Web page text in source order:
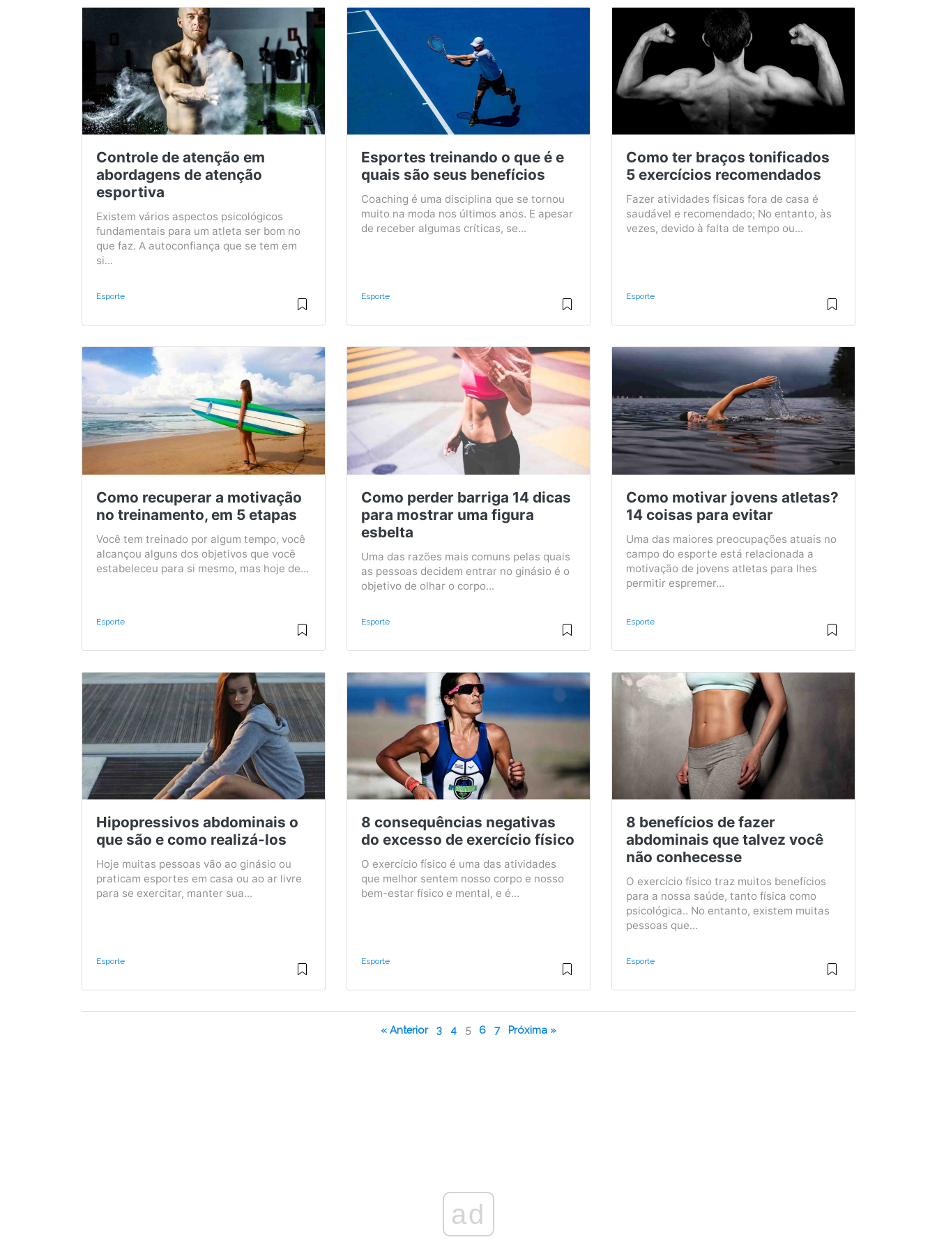
Controle de atenção em
abordagens de atenção
esportiva
Existem vários aspectos psicológicos
fundamentais para um atleta ser bom no
que faz. A autoconfiança que se tem em
si...
Esporte
Esportes treinando o que é e
quais são seus benefícios
Coaching é uma disciplina que se tornou
muito na moda nos últimos anos. E apesar
de receber algumas críticas, se...
Esporte
Como ter braços tonificados
5 exercícios recomendados
Fazer atividades físicas fora de casa é
saudável e recomendado; No entanto, às
vezes, devido à falta de tempo ou...
Esporte
Como recuperar a motivação
no treinamento, em 5 etapas
Você tem treinado por algum tempo, você
alcançou alguns dos objetivos que você
estabeleceu para si mesmo, mas hoje de...
Esporte
Como perder barriga 14 dicas
para mostrar uma figura
esbelta
Uma das razões mais comuns pelas quais
as pessoas decidem entrar no ginásio é o
objetivo de olhar o corpo...
Esporte
Como motivar jovens atletas?
14 coisas para evitar
Uma das maiores preocupações atuais no
campo do esporte está relacionada a
motivação de jovens atletas para lhes
permitir espremer...
Esporte
Hipopressivos abdominais o
que são e como realizá-los
Hoje muitas pessoas vão ao ginásio ou
praticam esportes em casa ou ao ar livre
para se exercitar, manter sua...
Esporte
8 consequências negativas
do excesso de exercício físico
O exercício físico é uma das atividades
que melhor sentem nosso corpo e nosso
bem-estar físico e mental, e é...
Esporte
8 benefícios de fazer
abdominais que talvez você
não conhecesse
O exercício físico traz muitos benefícios
para a nossa saúde, tanto física como
psicológica.. No entanto, existem muitas
pessoas que...
Esporte
« Anterior 3 4 5 6 7 Próxima »
ad